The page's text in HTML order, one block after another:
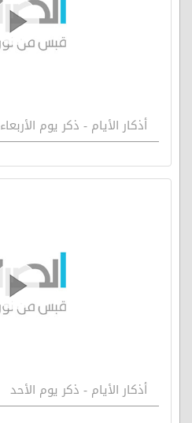
أذكار الأيام - ذكر يوم الأربعاء
أذكار الأيام - ذكر يوم الأحد